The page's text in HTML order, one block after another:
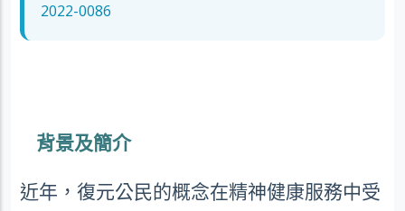
2022-0086
背景及簡介
近年，復元公民的概念在精神健康服務中受